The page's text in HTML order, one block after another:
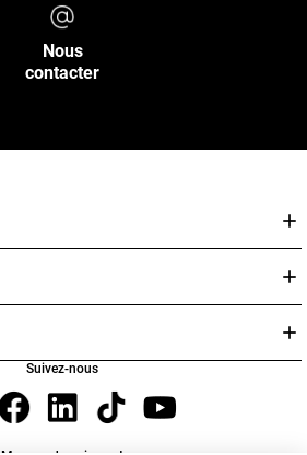
Nous
contacter
Suivez-nous